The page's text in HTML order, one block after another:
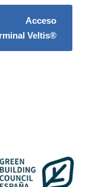
Acceso
Veltis®